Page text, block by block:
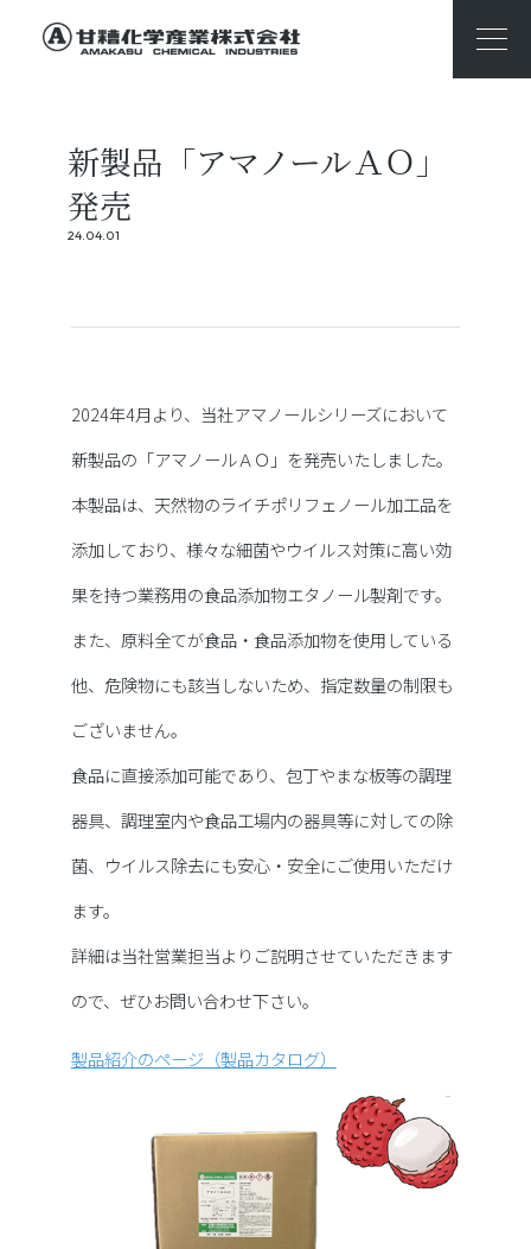
新製品「アマノールＡＯ」
発売
24.04.01
2024年4月より、当社アマノールシリーズにおいて
新製品の「アマノールＡＯ」を発売いたしました。
本製品は、天然物のライチポリフェノール加工品を
添加しており、様々な細菌やウイルス対策に高い効
果を持つ業務用の食品添加物エタノール製剤です。
また、原料全てが食品・食品添加物を使用している
他、危険物にも該当しないため、指定数量の制限も
ございません。
食品に直接添加可能であり、包丁やまな板等の調理
器具、調理室内や食品工場内の器具等に対しての除
菌、ウイルス除去にも安心・安全にご使用いただけ
ます。
詳細は当社営業担当よりご説明させていただきます
ので、ぜひお問い合わせ下さい。
製品紹介のページ（製品カタログ）